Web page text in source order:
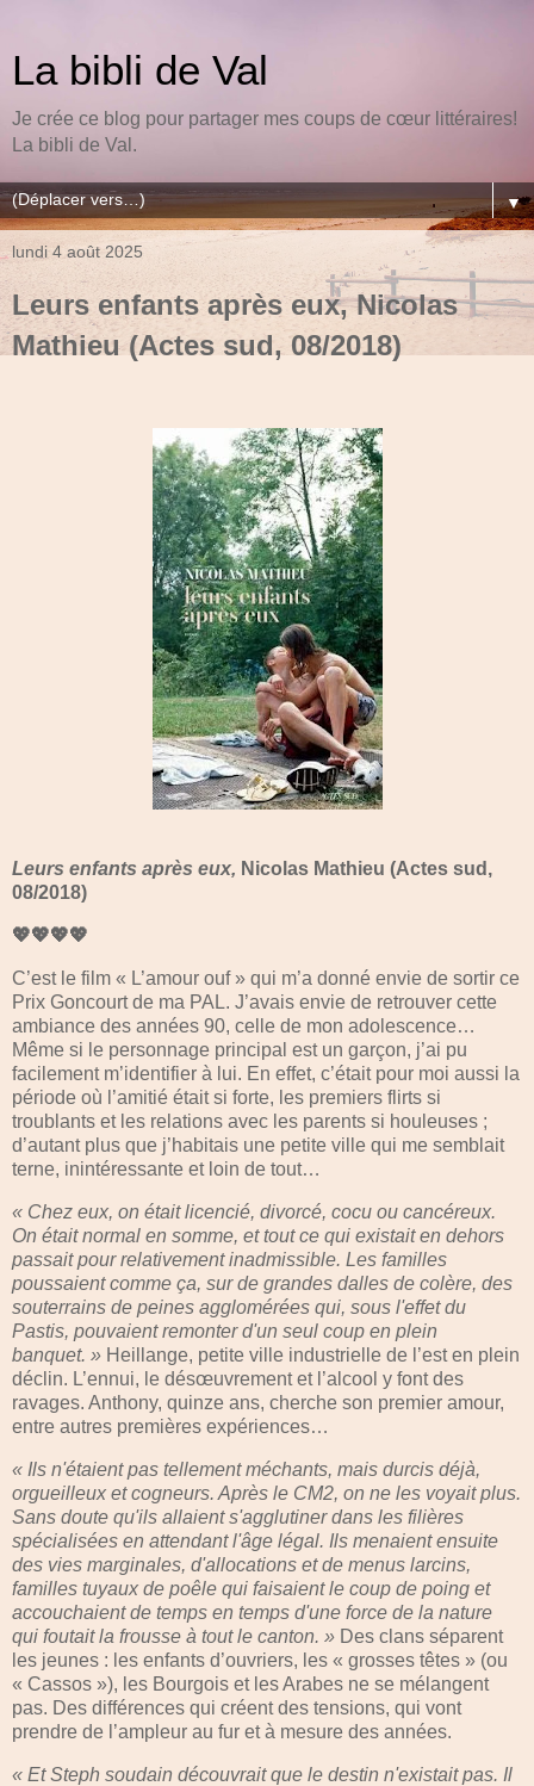
La bibli de Val
Je crée ce blog pour partager mes coups de cœur littéraires!
La bibli de Val.
▼
lundi 4 août 2025
Leurs enfants après eux, Nicolas
Mathieu (Actes sud, 08/2018)
Leurs enfants après eux, Nicolas Mathieu (Actes sud,
08/2018)
💖💖💖💖
C’est le film « L’amour ouf » qui m’a donné envie de sortir ce
Prix Goncourt de ma PAL. J’avais envie de retrouver cette
ambiance des années 90, celle de mon adolescence…
Même si le personnage principal est un garçon, j’ai pu
facilement m’identifier à lui. En effet, c’était pour moi aussi la
période où l’amitié était si forte, les premiers flirts si
troublants et les relations avec les parents si houleuses ;
d’autant plus que j’habitais une petite ville qui me semblait
terne, inintéressante et loin de tout…
« Chez eux, on était licencié, divorcé, cocu ou cancéreux.
On était normal en somme, et tout ce qui existait en dehors
passait pour relativement inadmissible. Les familles
poussaient comme ça, sur de grandes dalles de colère, des
souterrains de peines agglomérées qui, sous l'effet du
Pastis, pouvaient remonter d'un seul coup en plein
banquet. » Heillange, petite ville industrielle de l’est en plein
déclin. L’ennui, le désœuvrement et l’alcool y font des
ravages. Anthony, quinze ans, cherche son premier amour,
entre autres premières expériences…
« Ils n'étaient pas tellement méchants, mais durcis déjà,
orgueilleux et cogneurs. Après le CM2, on ne les voyait plus.
Sans doute qu'ils allaient s'agglutiner dans les filières
spécialisées en attendant l'âge légal. Ils menaient ensuite
des vies marginales, d'allocations et de menus larcins,
familles tuyaux de poêle qui faisaient le coup de poing et
accouchaient de temps en temps d'une force de la nature
qui foutait la frousse à tout le canton. » Des clans séparent
les jeunes : les enfants d’ouvriers, les « grosses têtes » (ou
« Cassos »), les Bourgois et les Arabes ne se mélangent
pas. Des différences qui créent des tensions, qui vont
prendre de l’ampleur au fur et à mesure des années.
« Et Steph soudain découvrait que le destin n'existait pas. Il